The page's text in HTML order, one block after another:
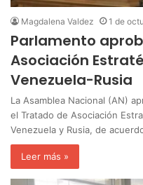
Magdalena Valdez 1 de
Parlamento
Asociación
Venezuela-Rusia
La Asamblea Nacional (AN)
el Tratado de Asociación
Venezuela y Rusia, de
Leer más »